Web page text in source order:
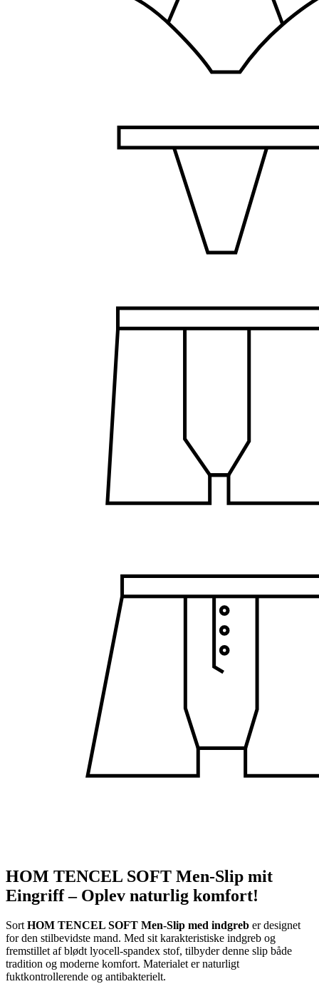
HOM TENCEL SOFT Men-Slip mit
Eingriff – Oplev naturlig komfort!
SortHOM TENCEL SOFT Men-Slip med indgreb er designet
for den stilbevidste mand. Med sit karakteristiske indgreb og
fremstillet af blødt lyocell-spandex stof, tilbyder denne slip både
tradition og moderne komfort. Materialet er naturligt
fuktkontrollerende og antibakterielt.